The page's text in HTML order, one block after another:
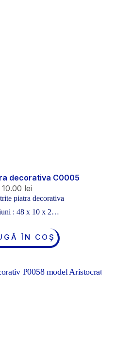
decorativa C0005
10.00 lei
piatra decorativa
: 48 x 10 x 2…
ÎN COȘ